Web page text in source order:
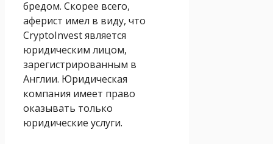
бредом. Скорее всего,
аферист имел в виду, что
CryptoInvest является
юридическим лицом,
зарегистрированным в
Англии. Юридическая
компания имеет право
оказывать только
юридические услуги.